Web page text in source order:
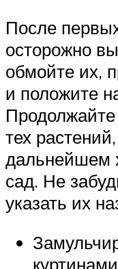
После
осторожно
обмойте их,
и положите
тех
дальнейшем
сад. Не
указать их